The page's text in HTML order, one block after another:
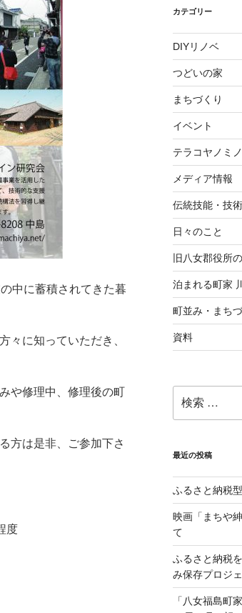
中に蓄積されてきた暮
々に知っていただき、
や修理中、修理後の町
方は是非、ご参加下さ
度
カテゴリー
DIYリノベ
つどいの家
まちづくり
イベント
テラコヤノミ
メディア情報
伝統技能・技術
日々のこと
旧八女郡役所
泊まれる町家
町並み・まち
資料
索:
最近の投稿
ふるさと納税
映画「まちや
て
ふるさと納税
み保存プロジェ
「八女福島町